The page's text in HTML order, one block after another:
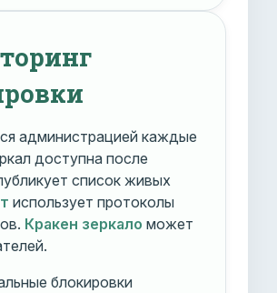
администрацией каждые
доступна после
список живых
использует протоколы
Кракен зеркало может
блокировки